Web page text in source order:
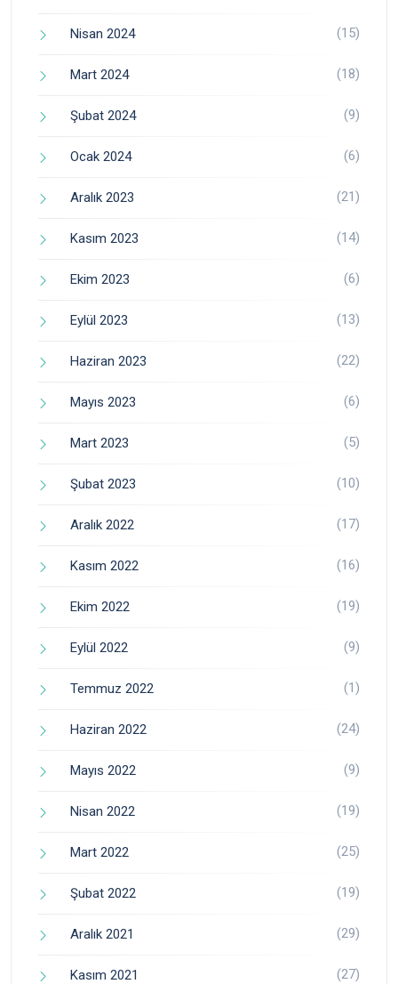
Nisan 2024 (15)
Mart 2024 (18)
Şubat 2024 (9)
Ocak 2024 (6)
Aralık 2023 (21)
Kasım 2023 (14)
Ekim 2023 (6)
Eylül 2023 (13)
Haziran 2023 (22)
Mayıs 2023 (6)
Mart 2023 (5)
Şubat 2023 (10)
Aralık 2022 (17)
Kasım 2022 (16)
Ekim 2022 (19)
Eylül 2022 (9)
Temmuz 2022 (1)
Haziran 2022 (24)
Mayıs 2022 (9)
Nisan 2022 (19)
Mart 2022 (25)
Şubat 2022 (19)
Aralık 2021 (29)
Kasım 2021 (27)